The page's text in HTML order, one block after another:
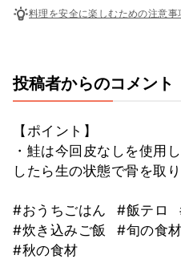
料理を安全に楽しむための注意事
投稿者からのコメント
【ポイント】
・鮭は今回皮なしを使用
したら生の状態で骨を取
#おうちごはん #飯テロ
#炊き込みご飯
#旬の食材
#秋の食材